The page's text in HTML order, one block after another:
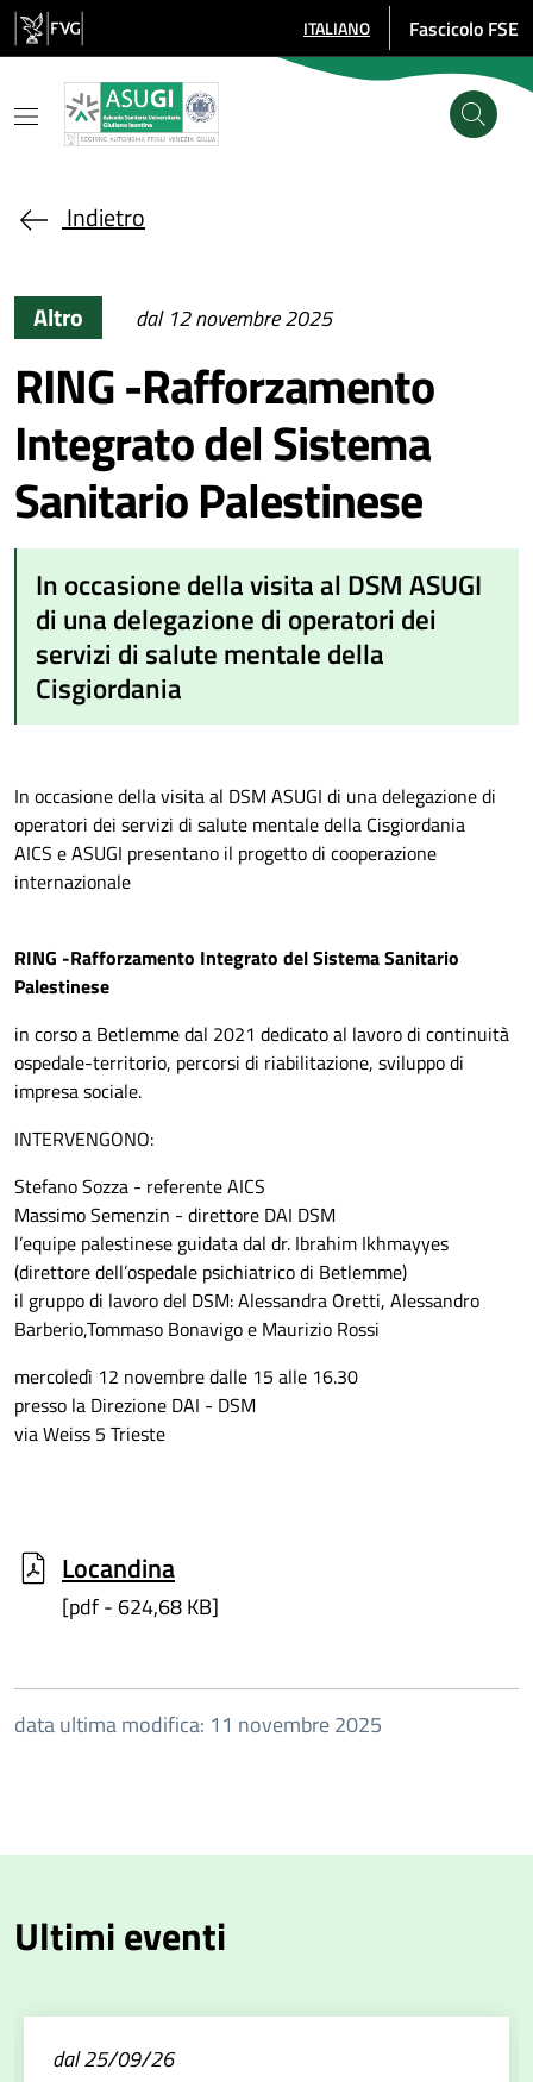
Salta al contenuto principale
SELEZIONE LINGUA: LINGUA
ITALIANO Fascicolo FSE
Indietro
Altro dal 12 novembre 2025
RING -Rafforzamento
Integrato del Sistema
Sanitario Palestinese
In occasione della visita al DSM ASUGI
di una delegazione di operatori dei
servizi di salute mentale della
Cisgiordania
In occasione della visita al DSM ASUGI di una delegazione di
operatori dei servizi di salute mentale della Cisgiordania
AICS e ASUGI presentano il progetto di cooperazione
internazionale
RING -Rafforzamento Integrato del Sistema Sanitario
Palestinese
in corso a Betlemme dal 2021 dedicato al lavoro di continuità
ospedale-territorio, percorsi di riabilitazione, sviluppo di
impresa sociale.
INTERVENGONO:
Stefano Sozza - referente AICS
Massimo Semenzin - direttore DAI DSM
l’equipe palestinese guidata dal dr. Ibrahim Ikhmayyes
(direttore dell’ospedale psichiatrico di Betlemme)
il gruppo di lavoro del DSM: Alessandra Oretti, Alessandro
Barberio,Tommaso Bonavigo e Maurizio Rossi
mercoledì 12 novembre dalle 15 alle 16.30
presso la Direzione DAI - DSM
via Weiss 5 Trieste
Locandina
[pdf - 624,68 KB]
data ultima modifica: 11 novembre 2025
Ultimi eventi
dal 25/09/26